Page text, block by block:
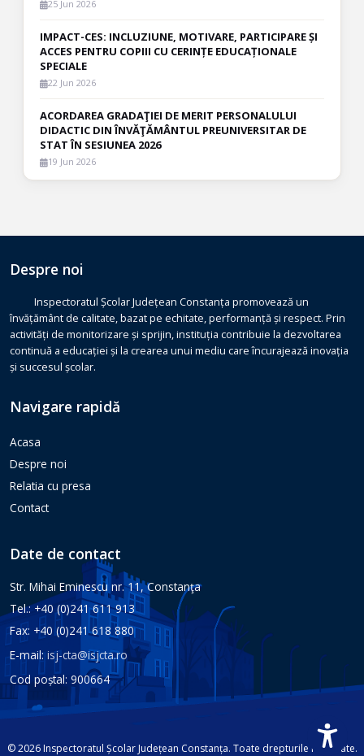
25 Jun 2026
IMPACT-CES: INCLUZIUNE, MOTIVARE, PARTICIPARE ȘI
ACCES PENTRU COPIII CU CERINȚE EDUCAȚIONALE
SPECIALE
22 Jun 2026
ACORDAREA GRADAŢIEI DE MERIT PERSONALULUI
DIDACTIC DIN ÎNVĂŢĂMÂNTUL PREUNIVERSITAR DE
STAT ÎN SESIUNEA 2026
19 Jun 2026
Despre noi
Inspectoratul Școlar Județean Constanța promovează un
învățământ de calitate, bazat pe echitate, performanță și respect. Prin
activități de monitorizare și sprijin, instituția contribuie la dezvoltarea
continuă a educației și la crearea unui mediu care încurajează inovația
și succesul școlar.
Navigare rapidă
Acasa
Despre noi
Relatia cu presa
Contact
Date de contact
Str. Mihai Eminescu nr. 11, Constanţa
Tel.: +40 (0)241 611 913
Fax: +40 (0)241 618 880
E-mail:isj-cta@isjcta.ro
Cod poștal: 900664
© 2026 Inspectoratul Școlar Județean Constanța. Toate drepturile rezervate.